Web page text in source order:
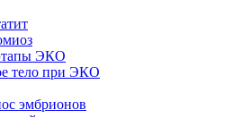
ЭКО
тело при ЭКО
эмбрионов